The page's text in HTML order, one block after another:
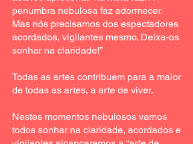
penumbra nebulosa faz adormecer.
Mas nós precisamos dos espectadores
acordados, vigilantes mesmo. Deixa-os
sonhar na claridade!”
Todas as artes contribuem para a maior
de todas as artes, a arte de viver.
Nestes momentos nebulosos vamos
todos sonhar na claridade, acordados e